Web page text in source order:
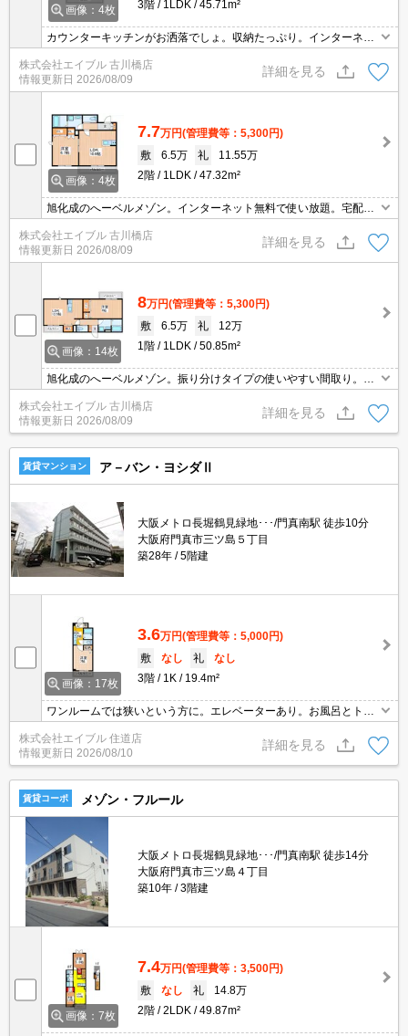
画像：4枚 3階 1LDK 45.71m²
カウンターキッチンがお洒落でしょ。収納たっぷり。インターネッ
ト無料。宅配ボックスあり。2口ガスコンロ付。旭化成のへーベル
メゾン。
株式会社エイブル 古川橋店
情報更新日 2026/08/09
詳細を見る
画像：4枚
7.7万円(管理費等：5,300円)
敷
6.5万 礼
11.55万
2階
1LDK 47.32m²
旭化成のへーベルメゾン。インターネット無料で使い放題。宅配ボ
ックスあり。TVモニターホンで安心生活を!。ぜひお問い合わせくだ
さい!。
株式会社エイブル 古川橋店
情報更新日 2026/08/09
詳細を見る
画像：14枚
8万円(管理費等：5,300円)
敷
6.5万 礼
12万
1階
1LDK 50.85m²
旭化成のへーベルメゾン。振り分けタイプの使いやすい間取り。オ
ートロックも完備で安心ですね。ぜひお問い合わせください!。
株式会社エイブル 古川橋店
情報更新日 2026/08/09
詳細を見る
賃貸マンション ア－バン・ヨシダⅡ
大阪メトロ長堀鶴見緑地･･･/門真南駅 徒歩10分
大阪府門真市三ツ島５丁目
築28年
5階建
画像：17枚
3.6万円(管理費等：5,000円)
敷
なし 礼
なし
3階
1K 19.4m²
ワンルームでは狭いという方に。エレベーターあり。お風呂とトイ
レが別でこの家賃。室内洗濯機置場。初めての一人暮らしはこのお
部屋から。ぜひお問い合わせください!。
株式会社エイブル 住道店
情報更新日 2026/08/10
詳細を見る
賃貸コーポ メゾン・フルール
大阪メトロ長堀鶴見緑地･･･/門真南駅 徒歩14分
大阪府門真市三ツ島４丁目
築10年
3階建
画像：7枚
7.4万円(管理費等：3,500円)
敷
なし 礼
14.8万
2階
2LDK 49.87m²